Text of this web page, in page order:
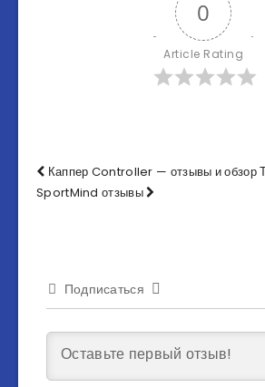
0
Article Rating
Каппер Controller — отзывы и обзор
SportMind отзывы
Подписаться